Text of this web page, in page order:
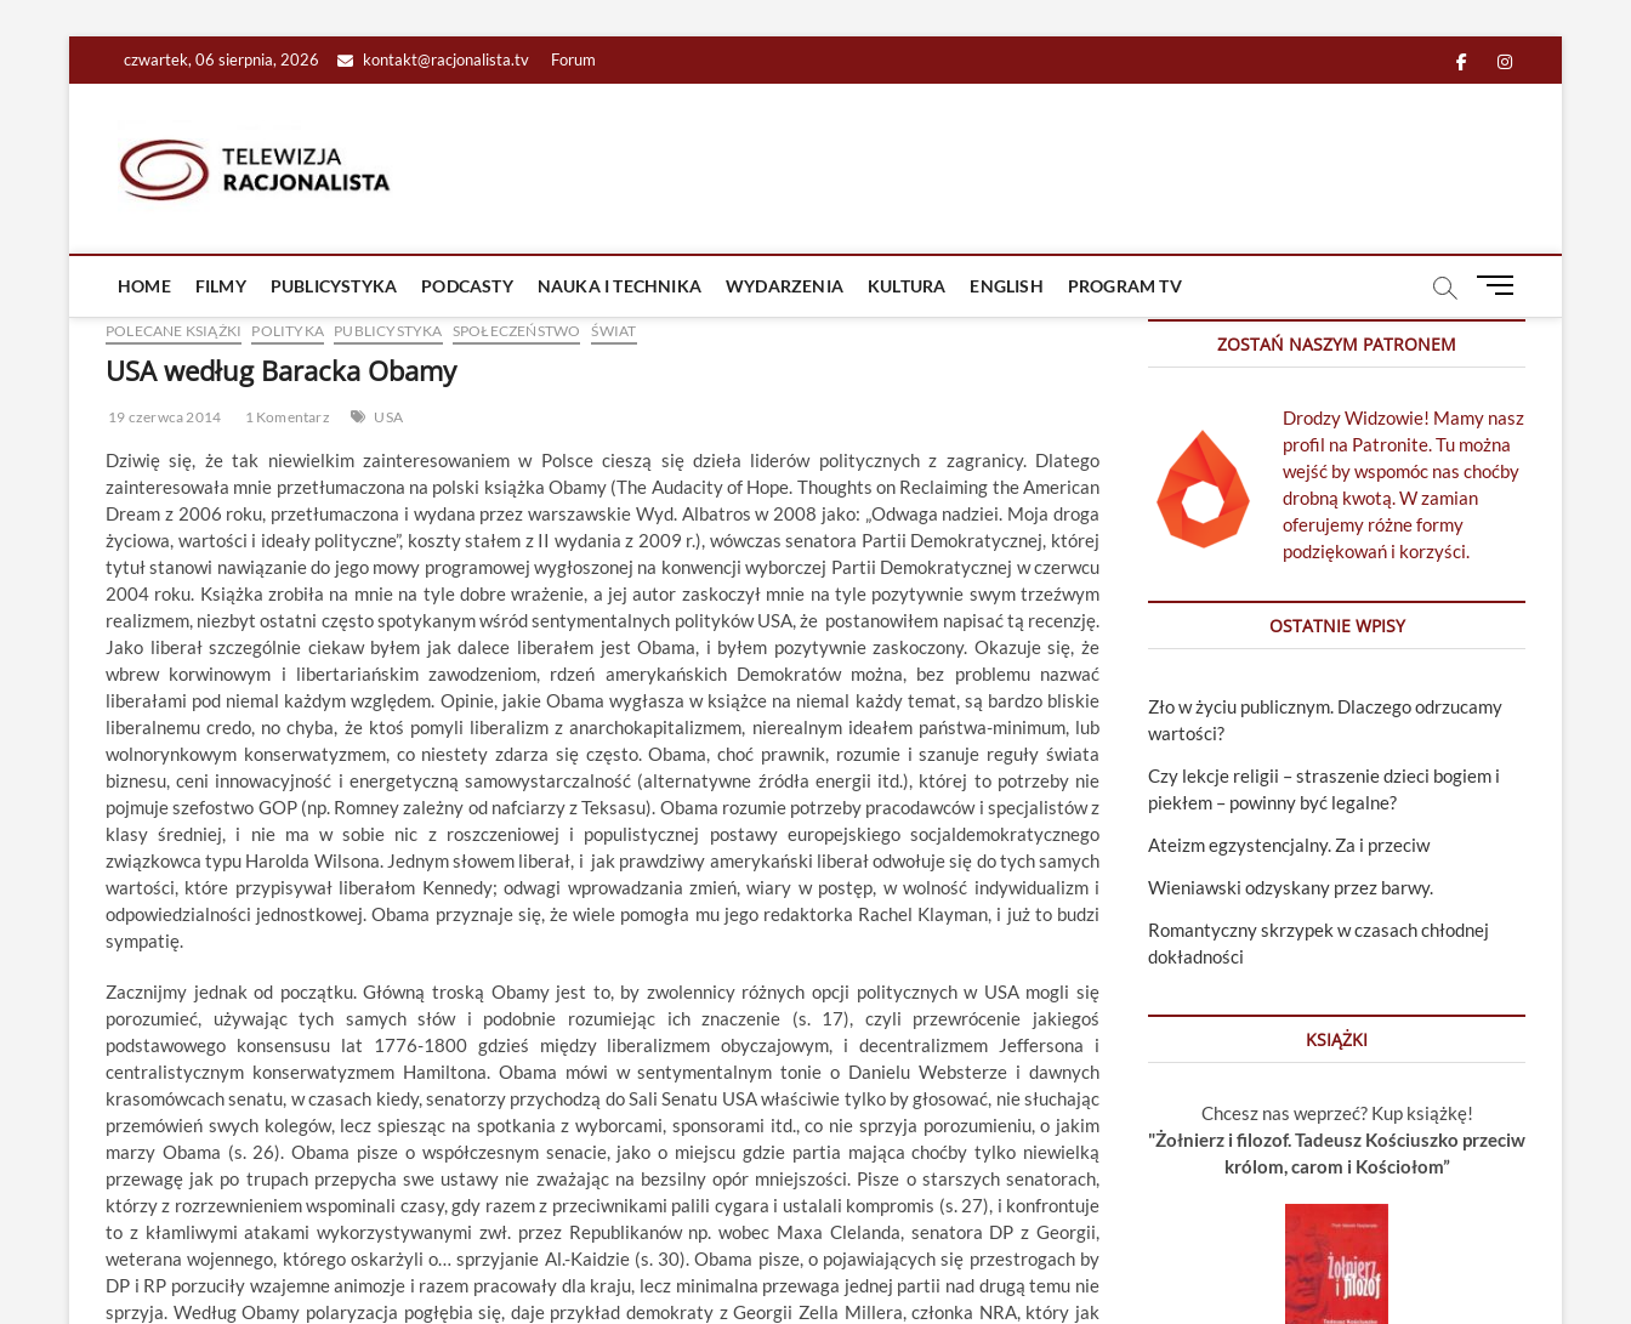
czwartek, 06 sierpnia, 2026 kontakt@racjonalista.tv Forum facebook
in
HOME FILMY PUBLICYSTYKA PODCASTY NAUKA I TECHNIKA WYDARZENIA KULTURA ENGLISH PROGRAM TV
M
u
u
t
t
POLECANE KSIĄŻKI POLITYKA PUBLICYSTYKA SPOŁECZEŃSTWO ŚWIAT
USA według Baracka Obamy
19 czerwca 2014 1 Komentarz USA
Dziwię się, że tak niewielkim zainteresowaniem w Polsce cieszą się dzieła liderów politycznych z zagranicy. Dlatego
zainteresowała mnie przetłumaczona na polski książka Obamy (The Audacity of Hope. Thoughts on Reclaiming the American
Dream z 2006 roku, przetłumaczona i wydana przez warszawskie Wyd. Albatros w 2008 jako: „Odwaga nadziei. Moja droga
życiowa, wartości i ideały polityczne”, koszty stałem z II wydania z 2009 r.), wówczas senatora Partii Demokratycznej, której
tytuł stanowi nawiązanie do jego mowy programowej wygłoszonej na konwencji wyborczej Partii Demokratycznej w czerwcu
2004 roku. Książka zrobiła na mnie na tyle dobre wrażenie, a jej autor zaskoczył mnie na tyle pozytywnie swym trzeźwym
realizmem, niezbyt ostatni często spotykanym wśród sentymentalnych polityków USA, że postanowiłem napisać tą recenzję.
Jako liberał szczególnie ciekaw byłem jak dalece liberałem jest Obama, i byłem pozytywnie zaskoczony. Okazuje się, że
wbrew korwinowym i libertariańskim zawodzeniom, rdzeń amerykańskich Demokratów można, bez problemu nazwać
liberałami pod niemal każdym względem. Opinie, jakie Obama wygłasza w książce na niemal każdy temat, są bardzo bliskie
liberalnemu credo, no chyba, że ktoś pomyli liberalizm z anarchokapitalizmem, nierealnym ideałem państwa-minimum, lub
wolnorynkowym konserwatyzmem, co niestety zdarza się często. Obama, choć prawnik, rozumie i szanuje reguły świata
biznesu, ceni innowacyjność i energetyczną samowystarczalność (alternatywne źródła energii itd.), której to potrzeby nie
pojmuje szefostwo GOP (np. Romney zależny od nafciarzy z Teksasu). Obama rozumie potrzeby pracodawców i specjalistów z
klasy średniej, i nie ma w sobie nic z roszczeniowej i populistycznej postawy europejskiego socjaldemokratycznego
związkowca typu Harolda Wilsona. Jednym słowem liberał, i jak prawdziwy amerykański liberał odwołuje się do tych samych
wartości, które przypisywał liberałom Kennedy; odwagi wprowadzania zmień, wiary w postęp, w wolność indywidualizm i
odpowiedzialności jednostkowej. Obama przyznaje się, że wiele pomogła mu jego redaktorka Rachel Klayman, i już to budzi
sympatię.
Zacznijmy jednak od początku. Główną troską Obamy jest to, by zwolennicy różnych opcji politycznych w USA mogli się
porozumieć, używając tych samych słów i podobnie rozumiejąc ich znaczenie (s. 17), czyli przewrócenie jakiegoś
podstawowego konsensusu lat 1776-1800 gdzieś między liberalizmem obyczajowym, i decentralizmem Jeffersona i
centralistycznym konserwatyzmem Hamiltona. Obama mówi w sentymentalnym tonie o Danielu Websterze i dawnych
krasomówcach senatu, w czasach kiedy, senatorzy przychodzą do Sali Senatu USA właściwie tylko by głosować, nie słuchając
przemówień swych kolegów, lecz spiesząc na spotkania z wyborcami, sponsorami itd., co nie sprzyja porozumieniu, o jakim
marzy Obama (s. 26). Obama pisze o współczesnym senacie, jako o miejscu gdzie partia mająca choćby tylko niewielką
przewagę jak po trupach przepycha swe ustawy nie zważając na bezsilny opór mniejszości. Pisze o starszych senatorach,
którzy z rozrzewnieniem wspominali czasy, gdy razem z przeciwnikami palili cygara i ustalali kompromis (s. 27), i konfrontuje
to z kłamliwymi atakami wykorzystywanymi zwł. przez Republikanów np. wobec Maxa Clelanda, senatora DP z Georgii,
weterana wojennego, którego oskarżyli o… sprzyjanie Al.-Kaidzie (s. 30). Obama pisze, o pojawiających się przestrogach by
DP i RP porzuciły wzajemne animozje i razem pracowały dla kraju, lecz minimalna przewaga jednej partii nad drugą temu nie
sprzyja. Według Obamy polaryzacja pogłębia się, daje przykład demokraty z Georgii Zella Millera, członka NRA, który jak
ZOSTAŃ NASZYM PATRONEM
Drodzy Widzowie! Mamy nasz
profil na Patronite. Tu można
wejść by wspomóc nas choćby
drobną kwotą. W zamian
oferujemy różne formy
podziękowań i korzyści.
OSTATNIE WPISY
Zło w życiu publicznym. Dlaczego odrzucamy
wartości?
Czy lekcje religii – straszenie dzieci bogiem i
piekłem – powinny być legalne?
Ateizm egzystencjalny. Za i przeciw
Wieniawski odzyskany przez barwy.
Romantyczny skrzypek w czasach chłodnej
dokładności
KSIĄŻKI
Chcesz nas weprzeć? Kup książkę!
"Żołnierz i filozof. Tadeusz Kościuszko przeciw
królom, carom i Kościołom”